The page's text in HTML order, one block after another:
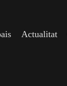
Actualitat